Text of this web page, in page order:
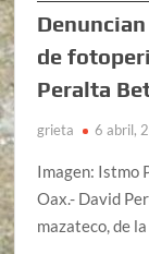
de
Peralta
grieta 6 abril,
Imagen: Istmo
Oax.- David
mazateco, de